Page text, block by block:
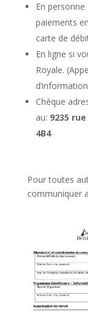
En personne
paiements
carte de
En ligne si
Royale.
Chèque
au: 9235
4B4
Pour toutes
communiquer